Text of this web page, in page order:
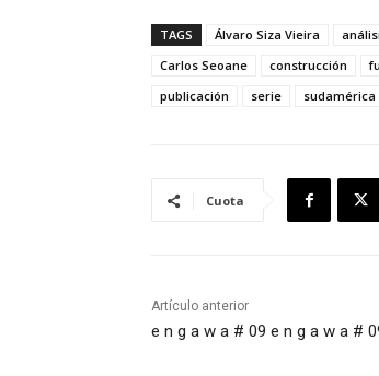
TAGS Álvaro Siza Vieira
Carlos Seoane
construcción
publicación
serie sudamérica
Cuota
Artículo anterior
e n g a w a # 09 e n g a w a #